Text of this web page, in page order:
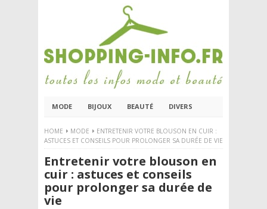
MODE BIJOUX BEAUTÉ DIVERS
HOME MODE
ENTRETENIR VOTRE BLOUSON EN CUIR :
ASTUCES ET CONSEILS POUR PROLONGER SA DURÉE DE VIE
Entretenir votre blouson en
cuir : astuces et conseils
pour prolonger sa durée de
vie